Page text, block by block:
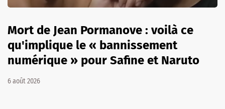
Mort de Jean Pormanove : voilà ce
qu'implique le « bannissement
numérique » pour Safine et Naruto
6 août 2026